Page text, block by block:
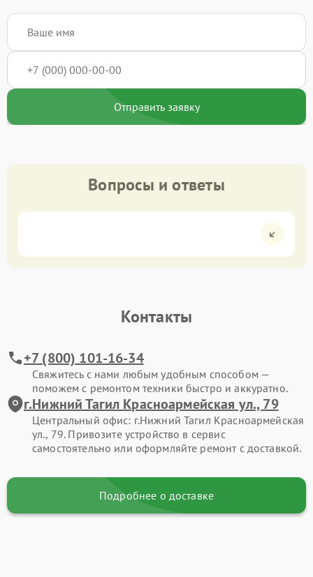
Отправить заявку
Вопросы и ответы
Контакты
+7 (800) 101-16-34
Свяжитесь с нами любым удобным способом —
поможем с ремонтом техники быстро и аккуратно.
г.Нижний Тагил Красноармейская ул., 79
Центральный офис: г.Нижний Тагил Красноармейская
ул., 79. Привозите устройство в сервис
самостоятельно или оформляйте ремонт с доставкой.
Подробнее о доставке